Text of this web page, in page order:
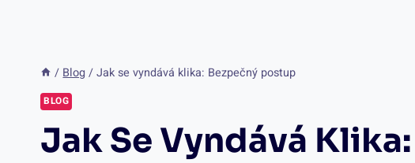
/ Blog / Jak se vyndává klika: Bezpečný postup
BLOG
Jak Se Vyndává